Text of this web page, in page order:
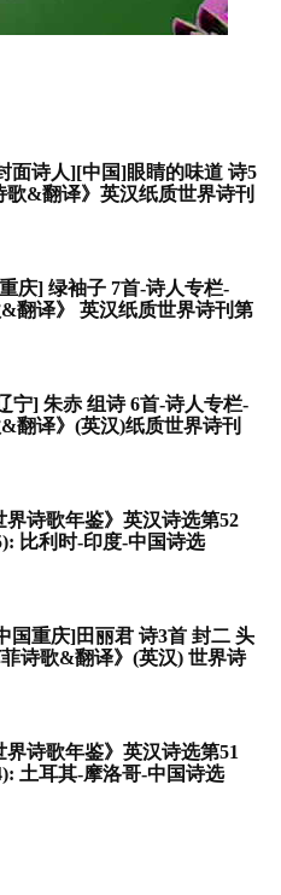
面诗人][中国]眼睛的味道 诗5
歌&翻译》英汉纸质世界诗刊
庆] 绿袖子 7首-诗人专栏-
&翻译》 英汉纸质世界诗刊第
宁] 朱赤 组诗 6首-诗人专栏-
&翻译》(英汉)纸质世界诗刊
界诗歌年鉴》英汉诗选第52
比利时-印度-中国诗选
国重庆]田丽君 诗3首 封二 头
诗歌&翻译》(英汉) 世界诗
界诗歌年鉴》英汉诗选第51
土耳其-摩洛哥-中国诗选